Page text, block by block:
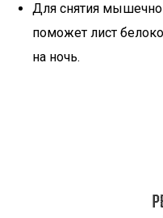
Для снятия
поможет лист
на ночь.